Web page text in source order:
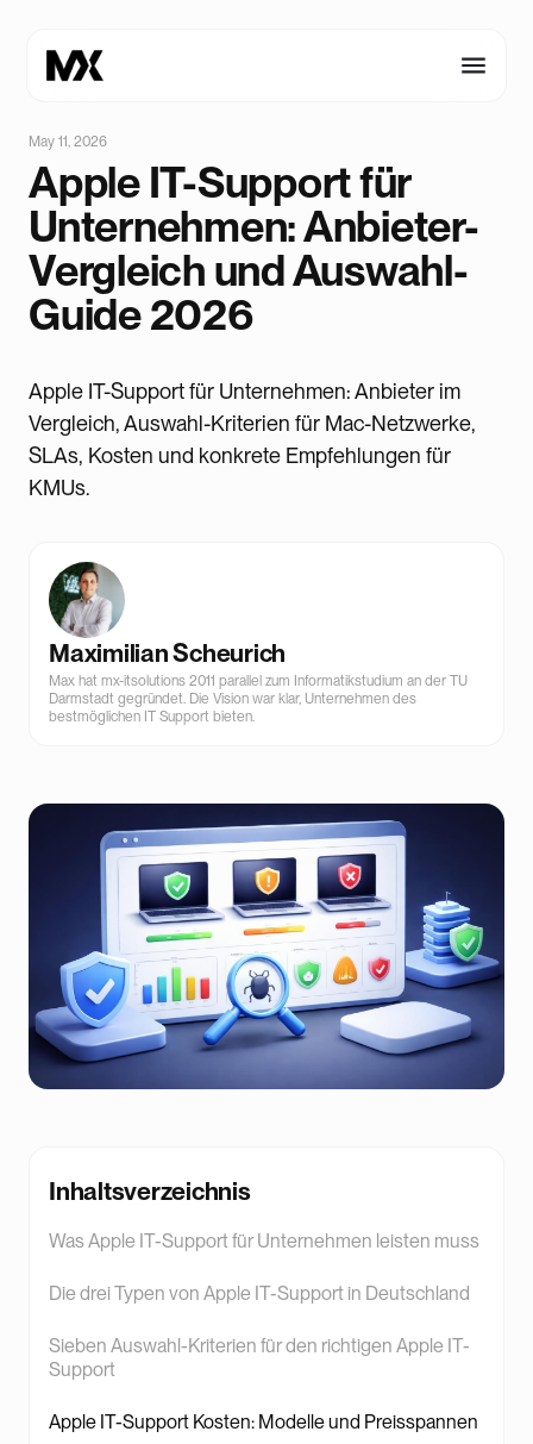
May 11, 2026
Apple IT-Support für
Unternehmen: Anbieter-
Vergleich und Auswahl-
Guide 2026
Apple IT-Support für Unternehmen: Anbieter im
Vergleich, Auswahl-Kriterien für Mac-Netzwerke,
SLAs, Kosten und konkrete Empfehlungen für
KMUs.
Maximilian Scheurich
Max hat mx-itsolutions 2011 parallel zum Informatikstudium an der TU
Darmstadt gegründet. Die Vision war klar, Unternehmen des
bestmöglichen IT Support bieten.
Inhaltsverzeichnis
Was Apple IT-Support für Unternehmen leisten muss
Die drei Typen von Apple IT-Support in Deutschland
Sieben Auswahl-Kriterien für den richtigen Apple IT-
Support
Apple IT-Support Kosten: Modelle und Preisspannen